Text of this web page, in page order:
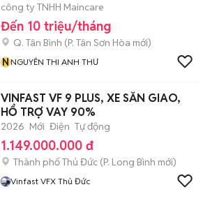
công ty TNHH Maincare
Đến 10 triệu/tháng
Q. Tân Bình (P. Tân Sơn Hòa mới)
NNGUYÊN THI ANH THƯ
VINFAST VF 9 PLUS, XE SẴN GIAO,
HỔ TRỢ VAY 90%
2026 Mới Điện Tự động
1.149.000.000 đ
Thành phố Thủ Đức (P. Long Bình mới)
Vinfast VFX Thủ Đức